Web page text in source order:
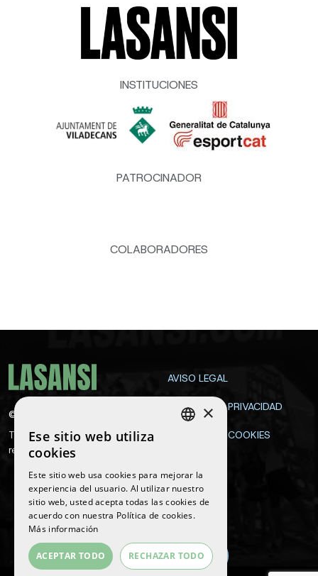
INSTITUCIONES
PATROCINADOR
COLABORADORES
©
Todos los derechos
reservados
AVISO LEGAL
POLÍTICA DE PRIVACIDAD
POLÍTICA DE COOKIES
Síguenos
CATALAN
×
Ese sitio web utiliza
cookies
Este sitio web usa cookies para mejorar la
experiencia del usuario. Al utilizar nuestro
sitio web, usted acepta todas las cookies de
acuerdo con nuestra Política de cookies.
Más información
ACEPTAR TODO RECHAZAR TODO